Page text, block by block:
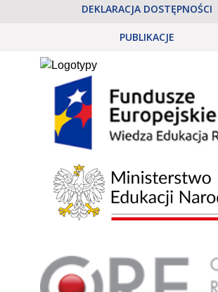
DEKLARACJA DOSTĘPNOŚCI
PUBLIKACJE